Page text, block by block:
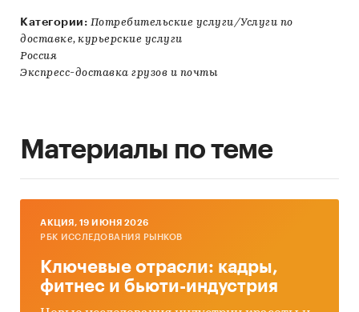
Категории: Потребительские услуги/Услуги по
доставке, курьерские услуги
Россия
Экспресс-доставка грузов и почты
Материалы по теме
AКЦИЯ, 19 ИЮНЯ 2026
РБК ИССЛЕДОВАНИЯ РЫНКОВ
Ключевые отрасли: кадры,
фитнес и бьюти-индустрия